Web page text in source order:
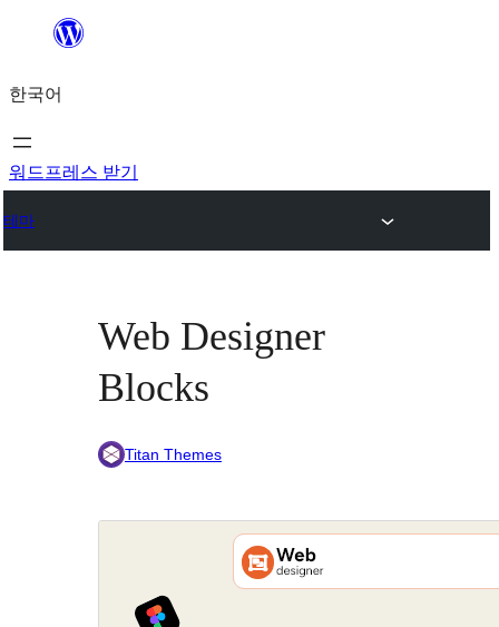
츠
로
바
가
한국어
워드프레스 받기
테마
Web Designer
Blocks
Titan Themes